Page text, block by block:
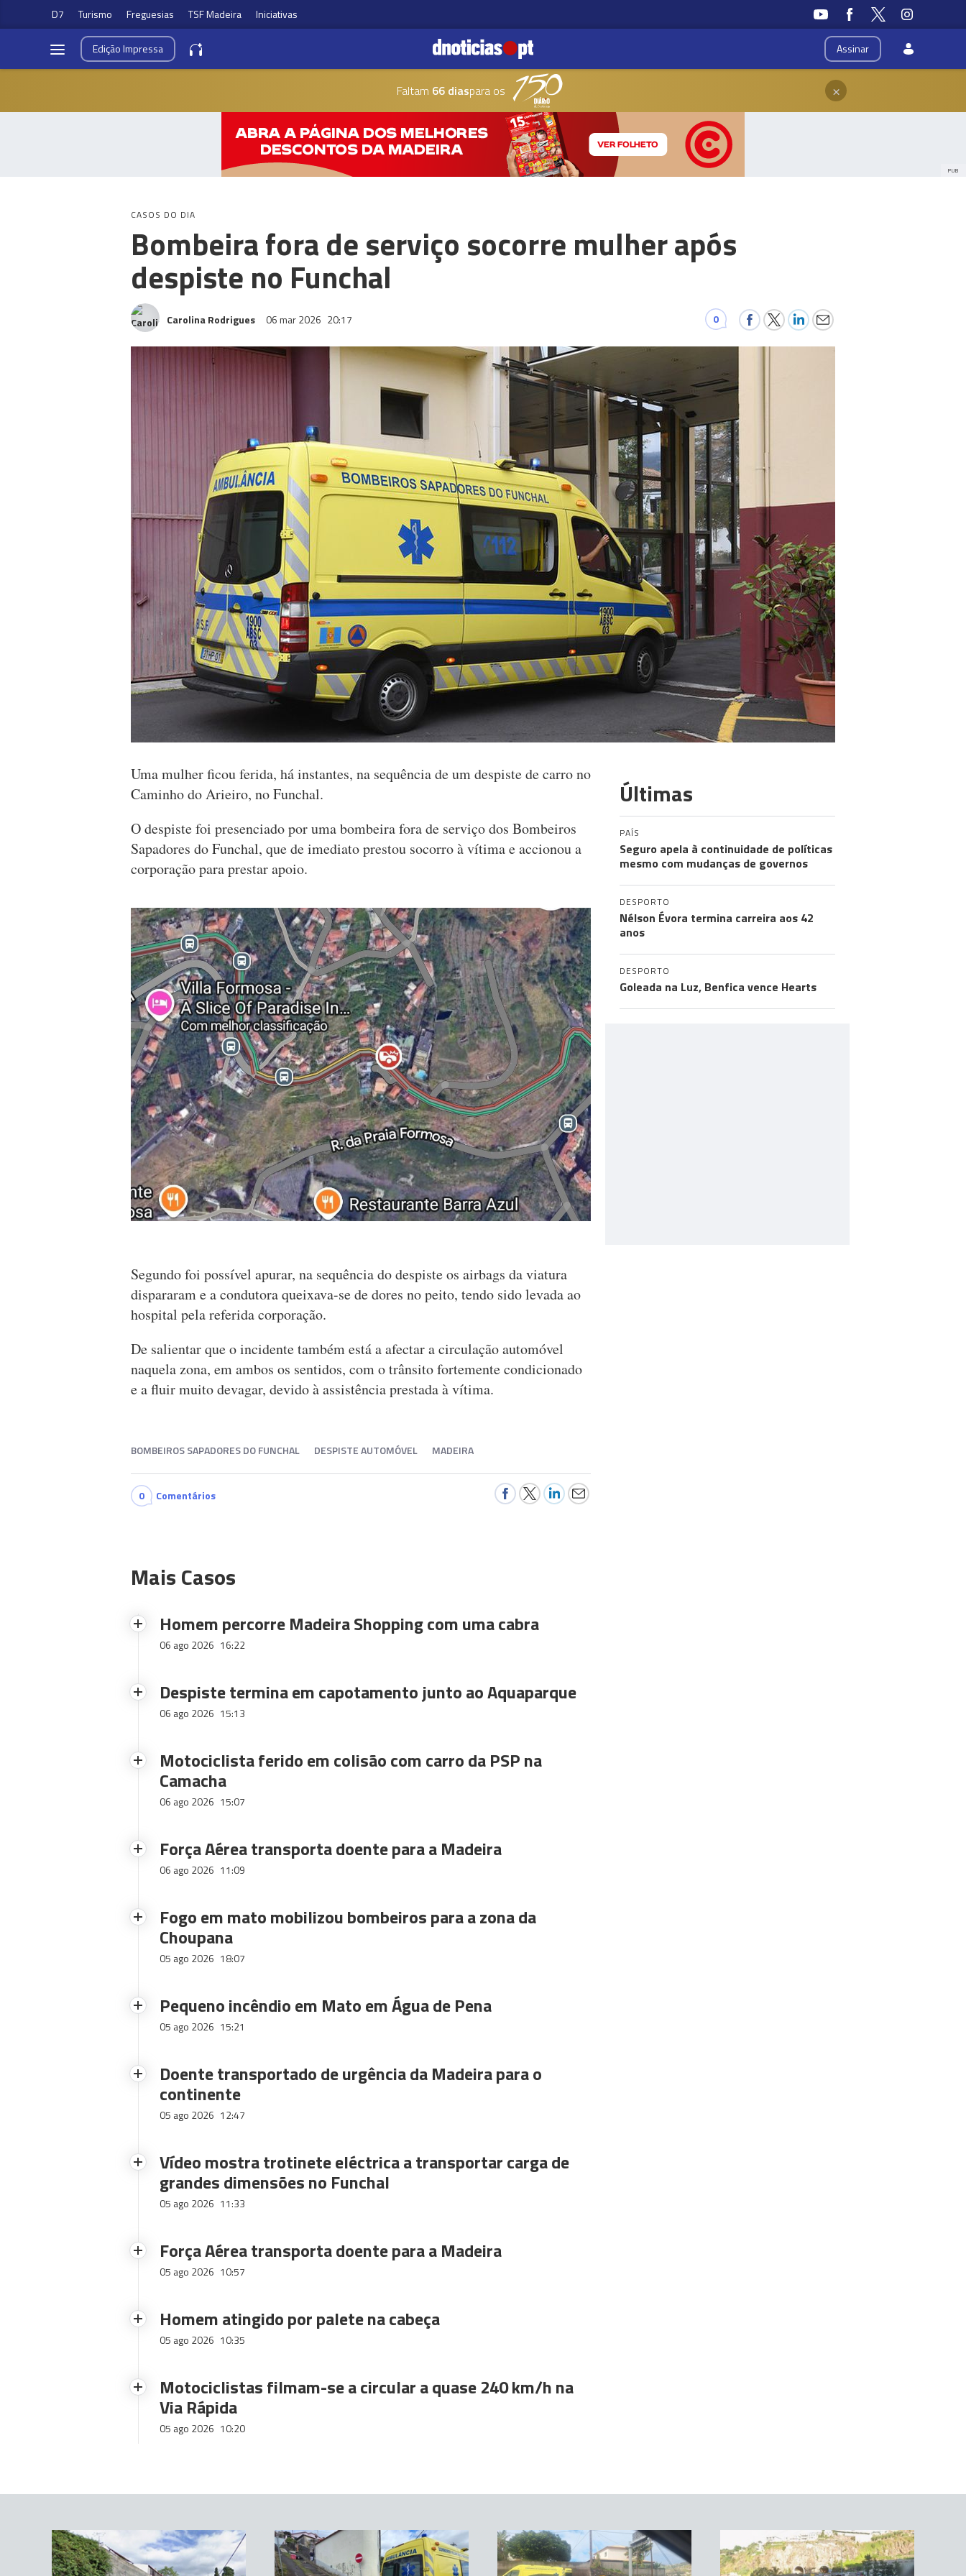
D7 Turismo Freguesias TSF Madeira Iniciativas
Assinar
EdiçãoImpressa
Faltam 66 diaspara os ×
PUB
CASOS DO DIA
Bombeira fora de serviço socorre mulher após
despiste no Funchal
Carolina Rodrigues 06 mar 2026 20:17 0
Uma mulher ficou ferida, há instantes, na sequência de um despiste de carro no
Caminho do Arieiro, no Funchal.
O despiste foi presenciado por uma bombeira fora de serviço dos Bombeiros
Sapadores do Funchal, que de imediato prestou socorro à vítima e accionou a
corporação para prestar apoio.
Segundo foi possível apurar, na sequência do despiste os airbags da viatura
dispararam e a condutora queixava-se de dores no peito, tendo sido levada ao
hospital pela referida corporação.
De salientar que o incidente também está a afectar a circulação automóvel
naquela zona, em ambos os sentidos, com o trânsito fortemente condicionado
e a fluir muito devagar, devido à assistência prestada à vítima.
BOMBEIROS SAPADORES DO FUNCHAL DESPISTE AUTOMÓVEL MADEIRA
0 Comentários
Mais Casos
Homem percorre Madeira Shopping com uma cabra
06 ago 2026 16:22
Despiste termina em capotamento junto ao Aquaparque
06 ago 2026 15:13
Motociclista ferido em colisão com carro da PSP na
Camacha
06 ago 2026 15:07
Força Aérea transporta doente para a Madeira
06 ago 2026 11:09
Fogo em mato mobilizou bombeiros para a zona da
Choupana
05 ago 2026 18:07
Pequeno incêndio em Mato em Água de Pena
05 ago 2026 15:21
Doente transportado de urgência da Madeira para o
continente
05 ago 2026 12:47
Vídeo mostra trotinete eléctrica a transportar carga de
grandes dimensões no Funchal
05 ago 2026 11:33
Força Aérea transporta doente para a Madeira
05 ago 2026 10:57
Homem atingido por palete na cabeça
05 ago 2026 10:35
Motociclistas filmam-se a circular a quase 240 km/h na
Via Rápida
05 ago 2026 10:20
Últimas
PAÍS
Seguro apela à continuidade de políticas
mesmo com mudanças de governos
DESPORTO
Nélson Évora termina carreira aos 42
anos
DESPORTO
Goleada na Luz, Benfica vence Hearts